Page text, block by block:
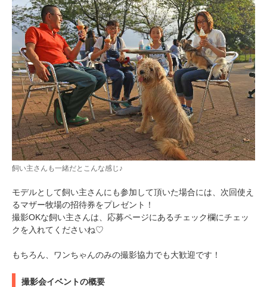
飼い主さんも一緒だとこんな感じ♪
モデルとして飼い主さんにも参加して頂いた場合には、次回使え
るマザー牧場の招待券をプレゼント！
撮影OKな飼い主さんは、応募ページにあるチェック欄にチェッ
クを入れてくださいね♡
もちろん、ワンちゃんのみの撮影協力でも大歓迎です！
撮影会イベントの概要